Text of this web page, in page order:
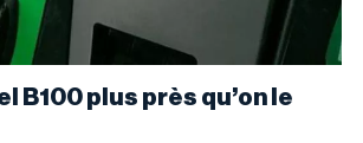
B100 plus près qu’on le